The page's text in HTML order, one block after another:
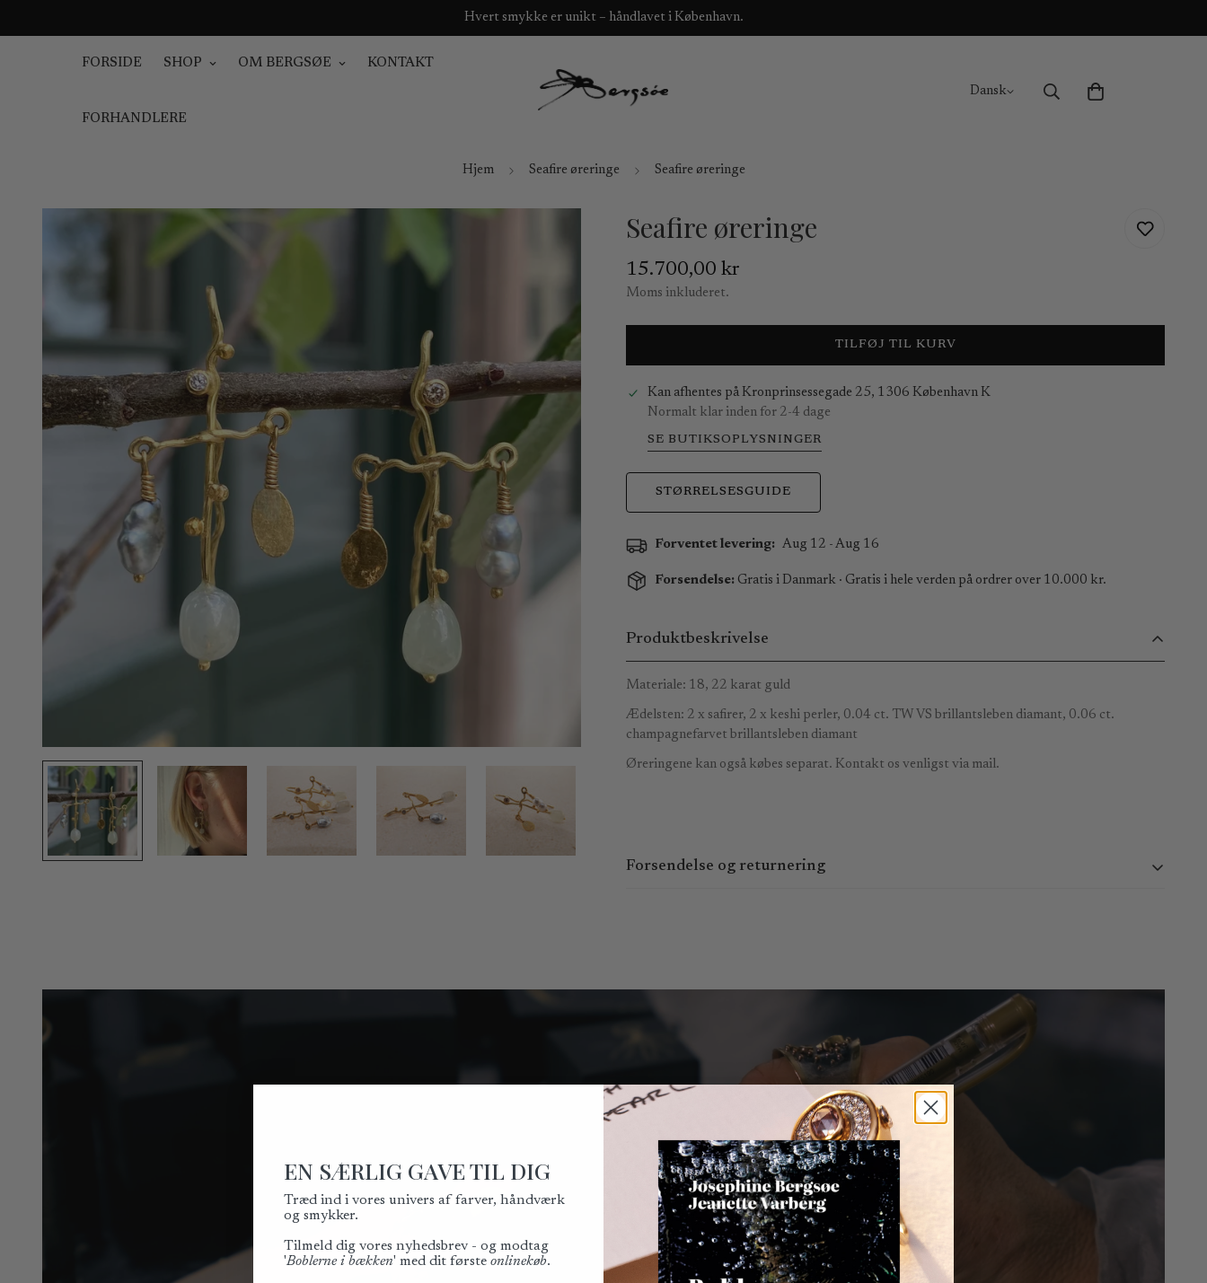
Hvert smykke er unikt – håndlavet i København.
FORSIDE SHOP OM BERGSØE KONTAKT
FORHANDLERE
Dansk
Hjem Seafire øreringe Seafire øreringe
Seafire øreringe
Normal
pris
15.700,00 kr
Moms inkluderet.
TILFØJ TIL KURV
Kan afhentes på Kronprinsessegade 25, 1306 København K
Normalt klar inden for 2-4 dage
SE BUTIKSOPLYSNINGER
STØRRELSESGUIDE
Forventet levering: Aug 12 - Aug 16
Forsendelse: Gratis i Danmark · Gratis i hele verden på ordrer over 10.000 kr.
Produktbeskrivelse
Materiale: 18, 22 karat guld
Ædelsten: 2 x safirer, 2 x keshi perler, 0.04 ct. TW VS brillantsleben diamant, 0.06 ct.
champagnefarvet brillantsleben diamant
Øreringene kan også købes separat. Kontakt os venligst via mail.
Forsendelse og returnering
Du kan forvente at modtage din ordre inden for 3-8 hverdage. Da vi ikke kan garantere lokale
leveringsbetingelser, kan vi ikke præcist angive, hvornår varen vil blive leveret.
Du har ret til at fortryde købet inden for 14 dage efter leveringsdatoen.
Fortrydelsesretten kan udøves uden angivelse af nogen særlig grund ved at sende os en e-mail
på
Bemærk venligst, at returforsendelse er gratis inden for Danmark, mens kunder er ansvarlige
for returforsendelsesomkostningerne fra andre lande.
EN SÆRLIG GAVE TIL DIG
Træd ind i vores univers af farver, håndværk
og smykker.
Tilmeld dig vores nyhedsbrev - og modtag
'Boblerne i bækken' med dit første onlinekøb.